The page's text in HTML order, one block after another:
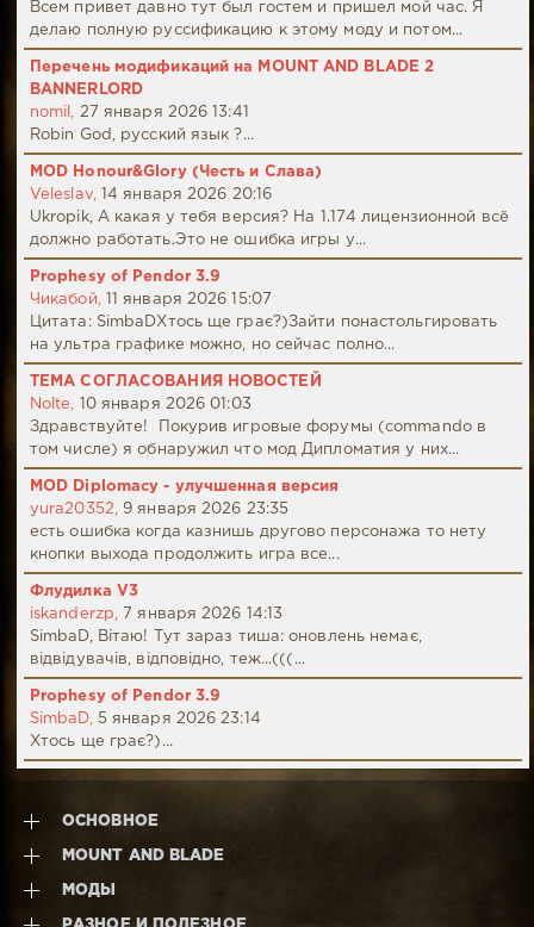
Всем привет давно тут был гостем и пришел мой час. Я
делаю полную руссификацию к этому моду и потом...
Перечень модификаций на MOUNT AND BLADE 2
BANNERLORD
nomil,
27 января 2026 13:41
Robin God, русский язык ?...
MOD Honour&Glory (Честь и Слава)
Veleslav,
14 января 2026 20:16
Ukropik, А какая у тебя версия? На 1.174 лицензионной всё
должно работать.Это не ошибка игры у...
Prophesy of Pendor 3.9
Чикабой,
11 января 2026 15:07
Цитата: SimbaDХтось ще грає?)Зайти понастольгировать
на ультра графике можно, но сейчас полно...
ТЕМА СОГЛАСОВАНИЯ НОВОСТЕЙ
Nolte,
10 января 2026 01:03
Здравствуйте! Покурив игровые форумы (commando в
том числе) я обнаружил что мод Дипломатия у них...
MOD Diplomacy - улучшенная версия
yura20352,
9 января 2026 23:35
есть ошибка когда казнишь другово персонажа то нету
кнопки выхода продолжить игра все...
Флудилка V3
iskanderzp,
7 января 2026 14:13
SimbaD, Вітаю! Тут зараз тиша: оновлень немає,
відвідувачів, відповідно, теж...(((...
Prophesy of Pendor 3.9
SimbaD,
5 января 2026 23:14
Хтось ще грає?)...
ОСНОВНОЕ
MOUNT AND BLADE
МОДЫ